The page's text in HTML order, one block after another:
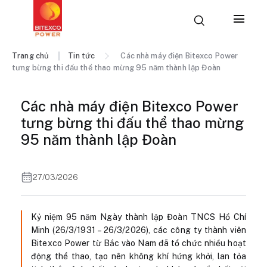
Trang chủ Tin tức
Các nhà máy điện Bitexco Power
tưng bừng thi đấu thể thao mừng 95 năm thành lập Đoàn
Các nhà máy điện Bitexco Power
tưng bừng thi đấu thể thao mừng
95 năm thành lập Đoàn
27/03/2026
Kỷ niệm 95 năm Ngày thành lập Đoàn TNCS Hồ Chí
Minh (26/3/1931 – 26/3/2026), các công ty thành viên
Bitexco Power từ Bắc vào Nam đã tổ chức nhiều hoạt
động thể thao, tạo nên không khí hứng khởi, lan tỏa